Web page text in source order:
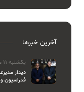
آخرین خبرها
یکشنبه 11 مرداد 1405 23:58
دیدار
فدراسیون